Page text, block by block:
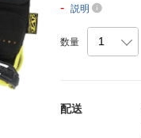
-説明
数量
配送